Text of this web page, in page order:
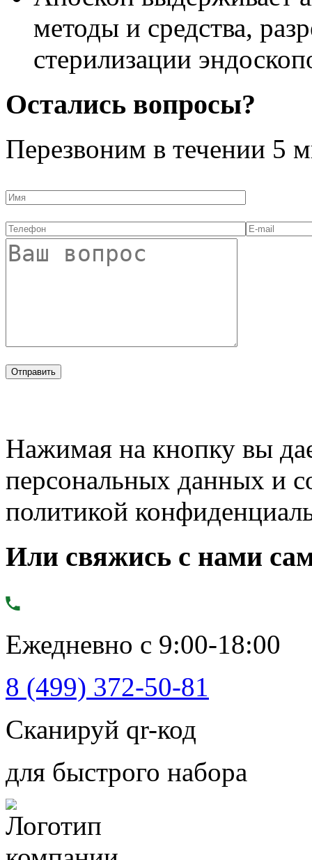
методы и средства,
стерилизации
Остались вопросы?
Перезвоним в течении 5
Нажимая на кнопку вы
персональных данных и
политикой
Или свяжись с нами
Ежедневно с 9:00-18:00
8 (499) 372-50-81
Сканируй qr-код
для быстрого набора